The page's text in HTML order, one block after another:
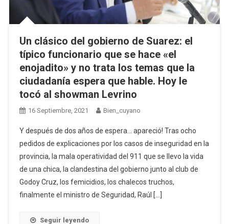
Un clásico del gobierno de Suarez: el
típico funcionario que se hace «el
enojadito» y no trata los temas que la
ciudadanía espera que hable. Hoy le
tocó al showman Levrino
16 Septiembre, 2021 Bien_cuyano
Y después de dos años de espera… apareció! Tras ocho
pedidos de explicaciones por los casos de inseguridad en la
provincia, la mala operatividad del 911 que se llevo la vida
de una chica, la clandestina del gobierno junto al club de
Godoy Cruz, los femicidios, los chalecos truchos,
finalmente el ministro de Seguridad, Raúl […]
Seguir leyendo